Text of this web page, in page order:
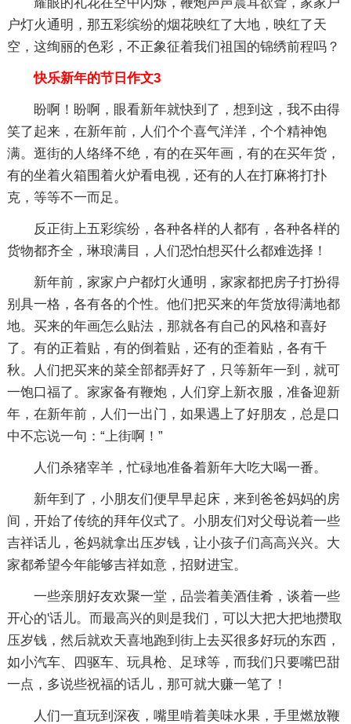
户灯火通明，那五彩缤纷的烟花映红了大地，映红了天
空，这绚丽的色彩，不正象征着我们祖国的锦绣前程吗？
快乐新年的节日作文3
盼啊！盼啊，眼看新年就快到了，想到这，我不由得
笑了起来，在新年前，人们个个喜气洋洋，个个精神饱
满。逛街的人络绎不绝，有的在买年画，有的在买年货，
有的坐着火箱围着火炉看电视，还有的人在打麻将打扑
克，等等不一而足。
反正街上五彩缤纷，各种各样的人都有，各种各样的
货物都齐全，琳琅满目，人们恐怕想买什么都难选择！
新年前，家家户户都灯火通明，家家都把房子打扮得
别具一格，各有各的个性。他们把买来的年货放得满地都
地。买来的年画怎么贴法，那就各有自己的风格和喜好
了。有的正着贴，有的倒着贴，还有的歪着贴，各有千
秋。人们把买来的菜全部都弄好了，只等新年一到，就可
一饱口福了。家家备有鞭炮，人们穿上新衣服，准备迎新
年，在新年前，人们一出门，如果遇上了好朋友，总是口
中不忘说一句：“上街啊！”
人们杀猪宰羊，忙碌地准备着新年大吃大喝一番。
新年到了，小朋友们便早早起床，来到爸爸妈妈的房
间，开始了传统的拜年仪式了。小朋友们对父母说着一些
吉祥话儿，爸妈就拿出压岁钱，让小孩子们高高兴兴。大
家都希望今年能够吉祥如意，招财进宝。
一些亲朋好友欢聚一堂，品尝着美酒佳肴，谈着一些
开心的'话儿。而最高兴的则是我们，可以大把大把地攒取
压岁钱，然后就欢天喜地跑到街上去买很多好玩的东西，
如小汽车、四驱车、玩具枪、足球等，而我们只要嘴巴甜
一点，多说些祝福的话儿，那可就大赚一笔了！
人们一直玩到深夜，嘴里啃着美味水果，手里燃放鞭